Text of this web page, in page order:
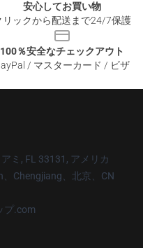
安心してお買い物
リックから配送まで24/7保護
100％安全なチェックアウト
/ マスターカード / ビザ
ミ, FL 33131, アメリカ
Chengjiang、北京、CN
プ.com